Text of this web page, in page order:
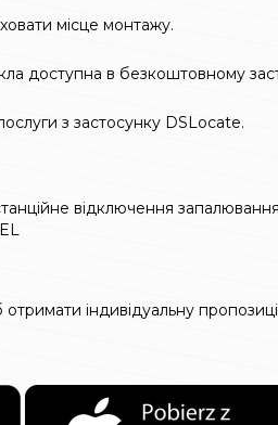
місце монтажу.
доступна в безкоштовному
з застосунку DSLocate.
відключення
індивідуальну